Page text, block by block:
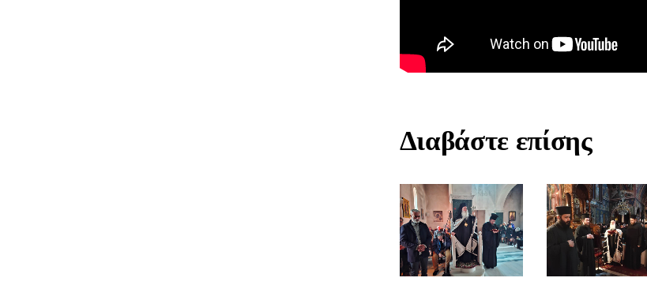
Διαβάστε επίσης